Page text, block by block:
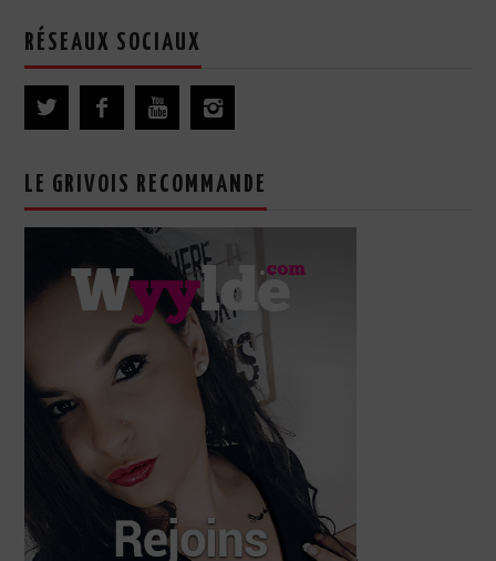
RÉSEAUX SOCIAUX
LE GRIVOIS RECOMMANDE